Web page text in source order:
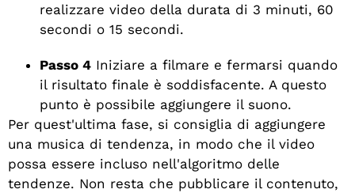
realizzare video della durata di 3 minuti, 60
secondi o 15 secondi.
Passo 4 Iniziare a filmare e fermarsi quando
il risultato finale è soddisfacente. A questo
punto è possibile aggiungere il suono.
Per quest'ultima fase, si consiglia di aggiungere
una musica di tendenza, in modo che il video
possa essere incluso nell'algoritmo delle
tendenze. Non resta che pubblicare il contenuto,